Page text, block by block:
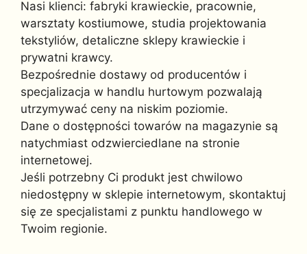
Nasi klienci: fabryki krawieckie, pracownie,
warsztaty kostiumowe, studia projektowania
tekstyliów, detaliczne sklepy krawieckie i
prywatni krawcy.
Bezpośrednie dostawy od producentów i
specjalizacja w handlu hurtowym pozwalają
utrzymywać ceny na niskim poziomie.
Dane o dostępności towarów na magazynie są
natychmiast odzwierciedlane na stronie
internetowej.
Jeśli potrzebny Ci produkt jest chwilowo
niedostępny w sklepie internetowym, skontaktuj
się ze specjalistami z punktu handlowego w
Twoim regionie.